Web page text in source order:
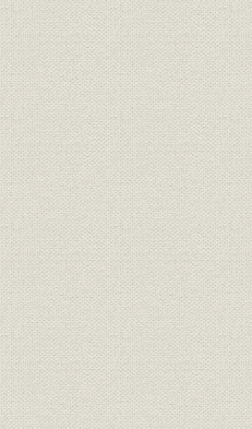
社長も研修
評価づくり
可決